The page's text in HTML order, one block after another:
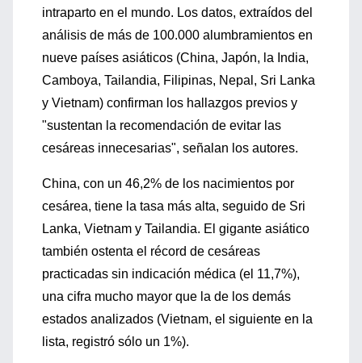
intraparto en el mundo. Los datos, extraídos del
análisis de más de 100.000 alumbramientos en
nueve países asiáticos (China, Japón, la India,
Camboya, Tailandia, Filipinas, Nepal, Sri Lanka
y Vietnam) confirman los hallazgos previos y
"sustentan la recomendación de evitar las
cesáreas innecesarias", señalan los autores.
China, con un 46,2% de los nacimientos por
cesárea, tiene la tasa más alta, seguido de Sri
Lanka, Vietnam y Tailandia. El gigante asiático
también ostenta el récord de cesáreas
practicadas sin indicación médica (el 11,7%),
una cifra mucho mayor que la de los demás
estados analizados (Vietnam, el siguiente en la
lista, registró sólo un 1%).